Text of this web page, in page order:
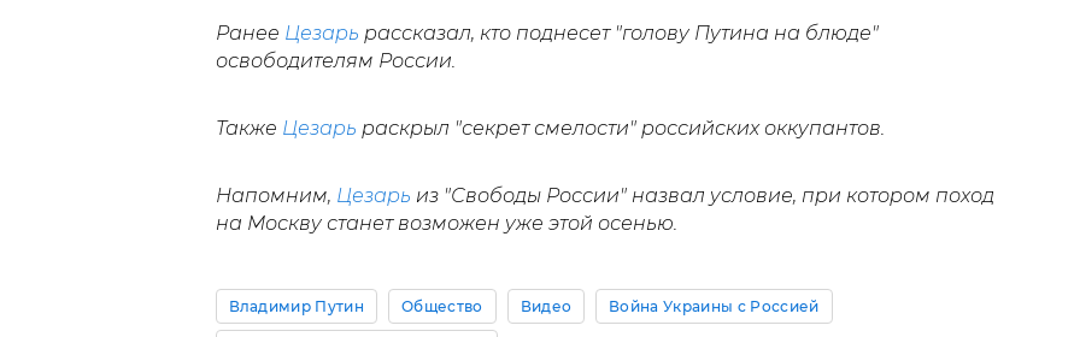
Ранее Цезарь рассказал, кто поднесет "голову Путина на блюде"
освободителям России.
Также Цезарь раскрыл "секрет смелости" российских оккупантов.
Напомним, Цезарь из "Свободы России" назвал условие, при котором поход
на Москву станет возможен уже этой осенью.
Владимир Путин Общество Видео Война Украины с Россией